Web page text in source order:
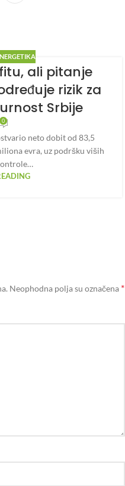
ali pitanje
rizik za
Srbije
0
neto dobit od 83,5
evra, uz podršku viših
Neophodna polja su označena *